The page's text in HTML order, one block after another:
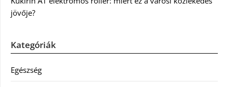
jövője?
Kategóriák
Egészség